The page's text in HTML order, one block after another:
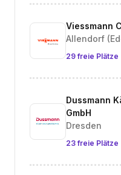
Viessmann
Allendorf
29 freie Plätze
Dussmann
GmbH
Dresden
23 freie Plätze